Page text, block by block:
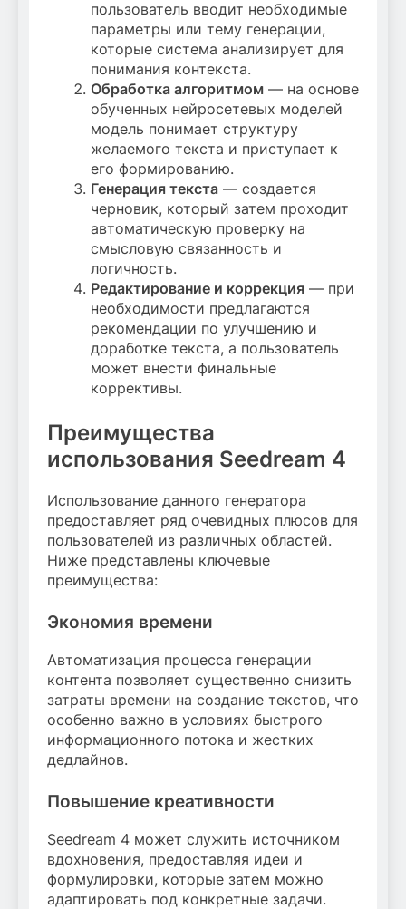
пользователь вводит необходимые
параметры или тему генерации,
которые система анализирует для
понимания контекста.
Обработка алгоритмом — на основе
обученных нейросетевых моделей
модель понимает структуру
желаемого текста и приступает к
его формированию.
Генерация текста — создается
черновик, который затем проходит
автоматическую проверку на
смысловую связанность и
логичность.
Редактирование и коррекция — при
необходимости предлагаются
рекомендации по улучшению и
доработке текста, а пользователь
может внести финальные
коррективы.
Преимущества
использования Seedream 4
Использование данного генератора
предоставляет ряд очевидных плюсов для
пользователей из различных областей.
Ниже представлены ключевые
преимущества:
Экономия времени
Автоматизация процесса генерации
контента позволяет существенно снизить
затраты времени на создание текстов, что
особенно важно в условиях быстрого
информационного потока и жестких
дедлайнов.
Повышение креативности
Seedream 4 может служить источником
вдохновения, предоставляя идеи и
формулировки, которые затем можно
адаптировать под конкретные задачи.